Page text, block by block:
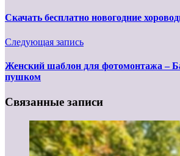
Скачать бесплатно новогодние
Следующая запись
Женский шаблон для фотомонтажа –
пушком
Связанные записи